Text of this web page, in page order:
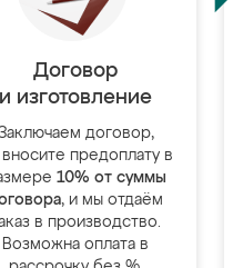
Договор
и изготовление
договор,
предоплату в
10% от суммы
, и мы отдаём
в производство.
Возможна оплата в